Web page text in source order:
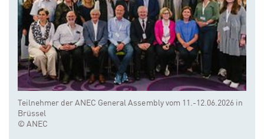
Teilnehmer der ANEC General Assembly vom 11.-12.06.2026 in
Brüssel
© ANEC